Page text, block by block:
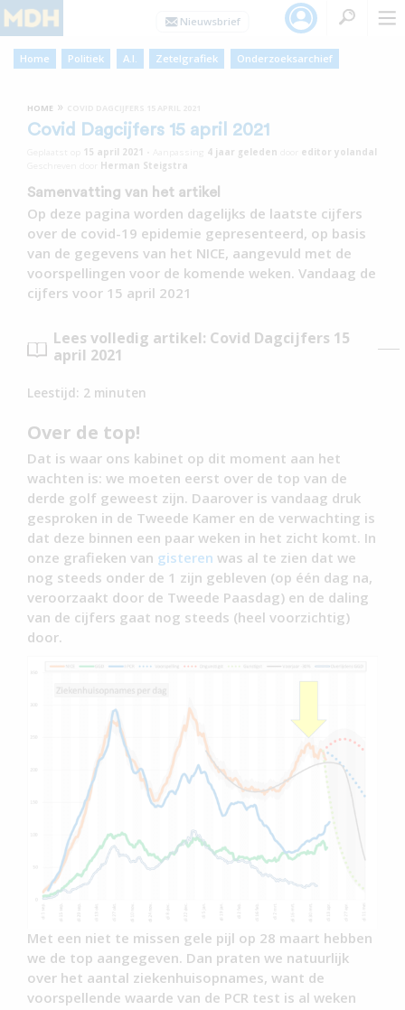
Home Politiek A.I. Zetelgrafiek Onderzoeksarchief
HOME »
Covid Dagcijfers 15 april 2021
15 april 2021 4 jaar geleden
editor yolandal
Herman Steigstra
Samenvatting van het artikel
Op deze pagina worden dagelijks de laatste cijfers
over de covid-19 epidemie gepresenteerd, op basis
van de gegevens van het NICE, aangevuld met de
voorspellingen voor de komende weken. Vandaag de
cijfers voor 15 april 2021
Lees volledig artikel: Covid Dagcijfers 15
april 2021
Leestijd: 2 minuten
Over de top!
Dat is waar ons kabinet op dit moment aan het
wachten is: we moeten eerst over de top van de
derde golf geweest zijn. Daarover is vandaag druk
gesproken in de Tweede Kamer en de verwachting is
dat deze binnen een paar weken in het zicht komt. In
onze grafieken van gisteren was al te zien dat we
nog steeds onder de 1 zijn gebleven (op één dag na,
veroorzaakt door de Tweede Paasdag) en de daling
van de cijfers gaat nog steeds (heel voorzichtig)
door.
Met een niet te missen gele pijl op 28 maart hebben
we de top aangegeven. Dan praten we natuurlijk
over het aantal ziekenhuisopnames, want de
voorspellende waarde van de PCR test is al weken